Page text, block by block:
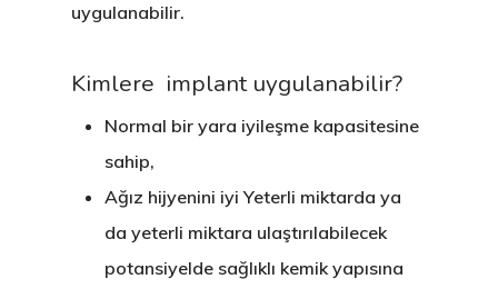
uygulanabilir.
Kimlere implant uygulanabilir?
Normal bir yara iyileşme kapasitesine
sahip,
Ağız hijyenini iyi Yeterli miktarda ya
da yeterli miktara ulaştırılabilecek
potansiyelde sağlıklı kemik yapısına